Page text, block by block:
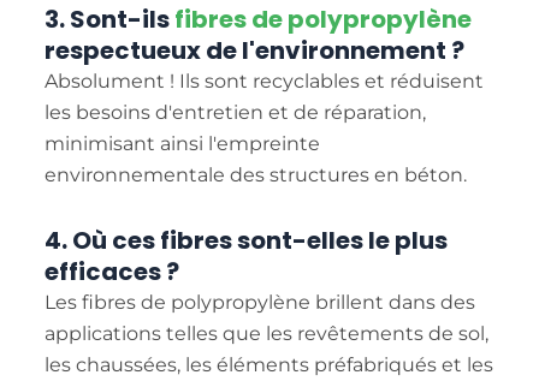
3. Sont-ilsfibres de polypropylène
respectueux de l'environnement ?
Absolument ! Ils sont recyclables et réduisent
les besoins d'entretien et de réparation,
minimisant ainsi l'empreinte
environnementale des structures en béton.
4. Où ces fibres sont-elles le plus
efficaces ?
Les fibres de polypropylène brillent dans des
applications telles que les revêtements de sol,
les chaussées, les éléments préfabriqués et les